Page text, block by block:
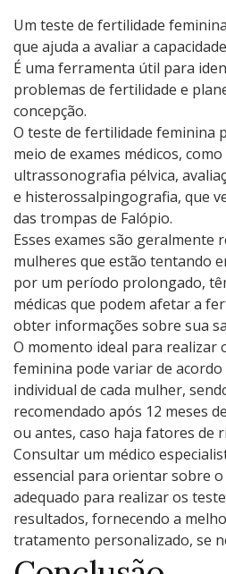
Um teste de fertilidade
que ajuda a avaliar a
É uma ferramenta útil para
problemas de fertilidade e
concepção.
O teste de fertilidade feminina
meio de exames médicos,
ultrassonografia pélvica,
e histerossalpingografia, que
das trompas de Falópio.
Esses exames são geralmente
mulheres que estão tentando
por um período prolongado,
médicas que podem afetar a
obter informações sobre sua
O momento ideal para realizar
feminina pode variar de acordo
individual de cada mulher,
recomendado após 12 meses
ou antes, caso haja fatores de
Consultar um médico
essencial para orientar sobre
adequado para realizar os
resultados, fornecendo a
tratamento personalizado, se